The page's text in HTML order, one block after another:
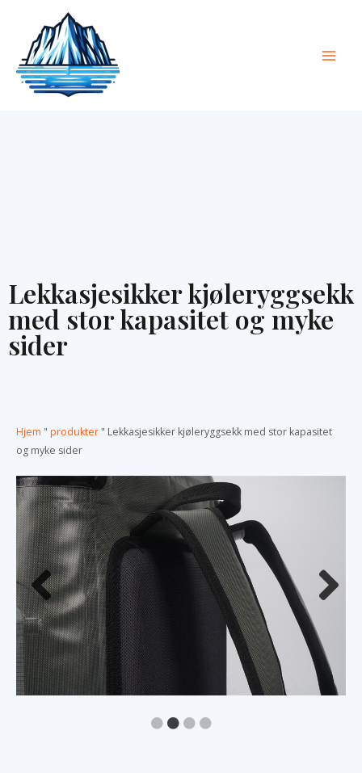
innhold
Lekkasjesikker kjøleryggsekk
med stor kapasitet og myke
sider
Hjem " produkter " Lekkasjesikker kjøleryggsekk med stor kapasitet
og myke sider